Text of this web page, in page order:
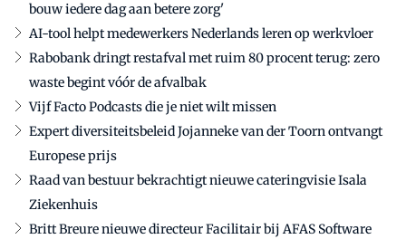
bouw iedere dag aan betere zorg'
AI-tool helpt medewerkers Nederlands leren op werkvloer
Rabobank dringt restafval met ruim 80 procent terug: zero
waste begint vóór de afvalbak
Vijf Facto Podcasts die je niet wilt missen
Expert diversiteitsbeleid Jojanneke van der Toorn ontvangt
Europese prijs
Raad van bestuur bekrachtigt nieuwe cateringvisie Isala
Ziekenhuis
Britt Breure nieuwe directeur Facilitair bij AFAS Software